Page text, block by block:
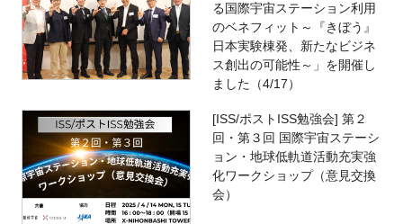
る国際宇宙ステーション利用
のベネフィット～『きぼう』
日本実験棟発、新たなビジネ
ス創出の可能性～」を開催し
ました（4/17）
[ISS/ポストISS勉強会] 第２
回・第３回 国際宇宙ステーシ
ョン・地球低軌道活動充実強
化ワークショップ（意見交換
会）